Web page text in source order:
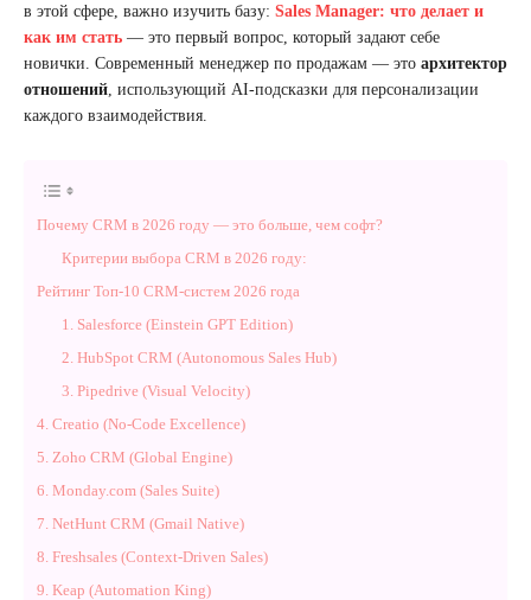
в этой сфере, важно изучить базу: Sales Manager: что делает и
как им стать — это первый вопрос, который задают себе
новички. Современный менеджер по продажам — это архитектор
отношений , использующий AI-подсказки для персонализации
каждого взаимодействия.
Почему CRM в 2026 году — это больше, чем софт?
Критерии выбора CRM в 2026 году:
Рейтинг Топ-10 CRM-систем 2026 года
1. Salesforce (Einstein GPT Edition)
2. HubSpot CRM (Autonomous Sales Hub)
3. Pipedrive (Visual Velocity)
4. Creatio (No-Code Excellence)
5. Zoho CRM (Global Engine)
6. Monday.com (Sales Suite)
7. NetHunt CRM (Gmail Native)
8. Freshsales (Context-Driven Sales)
9. Keap (Automation King)